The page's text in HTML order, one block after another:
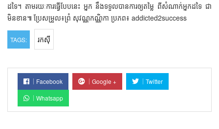
ដទៃ។ តាមរយៈការធ្វើបែបនេះ អ្នក នឹងទទួលបានការឲ្យតម្លៃ ពីសំណាក់អ្នកដទៃ ជា
មិនខាន៕ ប្រែសម្រួល៖ព្រំ សុវណ្ណកណ្ណិកា ប្រភព៖ addicted2success
TAGS: រកស៊ី
Facebook Google +
Twitter
Whatsapp